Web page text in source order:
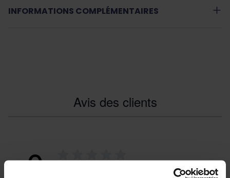
INFORMATIONS COMPLÉMENTAIRES
Avis des clients
0